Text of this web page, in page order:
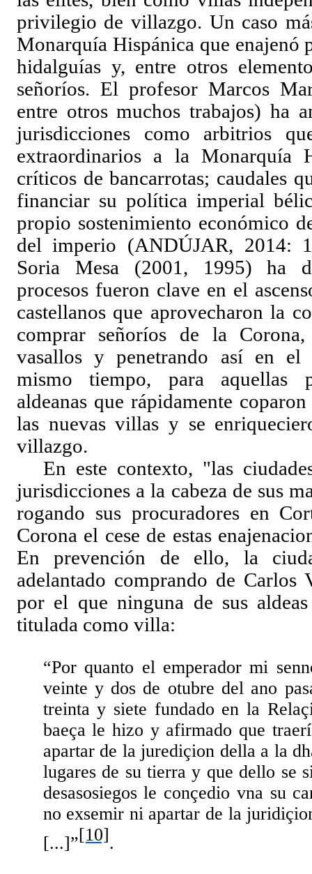
privilegio de villazgo. Un caso
Monarquía Hispánica que enajenó
hidalguías y, entre otros
señoríos. El profesor Marcos
entre otros muchos trabajos) ha
jurisdicciones como arbitrios
extraordinarios a la Monarquía
críticos de bancarrotas; caudales
financiar su política imperial
propio sostenimiento económico
del imperio (ANDÚJAR, 2014:
Soria Mesa (2001, 1995) ha
procesos fueron clave en el
castellanos que aprovecharon la
comprar señoríos de la
vasallos y penetrando así en el
mismo tiempo, para aquellas
aldeanas que rápidamente
las nuevas villas y se
villazgo.
En este contexto, "las
jurisdicciones a la cabeza de sus
rogando sus procuradores en
Corona el cese de estas
En prevención de ello, la
adelantado comprando de
por el que ninguna de sus
titulada como villa:
“Por quanto el emperador mi
veinte y dos de otubre del ano
treinta y siete fundado en la
baeça le hizo y afirmado que
apartar de la jurediçion della a la
lugares de su tierra y que dello se
desasosiegos le conçedio vna su
no exsemir ni apartar de la
[...]”[10].